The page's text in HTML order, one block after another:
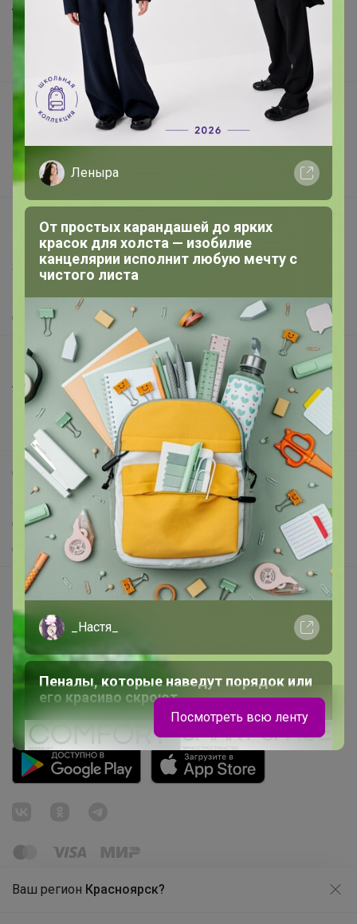
Ваш регион Красноярск?
Торговые марки
Наша команда
Подарочные сертификаты
Реклама на сайте
Вакансии
support@24-ok.ru
Написать в поддержку
Защита покупателя
О нас
Все предложения
Анонсы
Новости
Поддержка альпак
Самое выгодное
Хиты продаж
Самое желанное
Самое быстрое
Начать зарабатывать с 24-ok
Picabox.ru - Лучшее место для ваших изображений
Розыгрыш - Генератор случайных чисел
Пульс нашего маркетплейса
Укорачиватель ссылок
© ООО "Лявита", ОГРН 1122468054070, 2012 - 2026
Леныра
От простых карандашей до ярких
красок для холста — изобилие
канцелярии исполнит любую мечту с
чистого листа
_Настя_
Пеналы, которые наведут порядок или
его красиво скроют
Посмотреть всю ленту
Продолжая использовать этот сайт и нажимая кнопку